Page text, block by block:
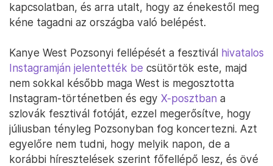
kapcsolatban, és arra utalt, hogy az énekestől meg
kéne tagadni az országba való belépést.
Kanye West Pozsonyi fellépését a fesztivál hivatalos
Instagramján jelentették be csütörtök este, majd
nem sokkal később maga West is megosztotta
Instagram-történetben és egy X-posztban a
szlovák fesztivál fotóját, ezzel megerősítve, hogy
júliusban tényleg Pozsonyban fog koncertezni. Azt
egyelőre nem tudni, hogy melyik napon, de a
korábbi híresztelések szerint főfellépő lesz, és övé